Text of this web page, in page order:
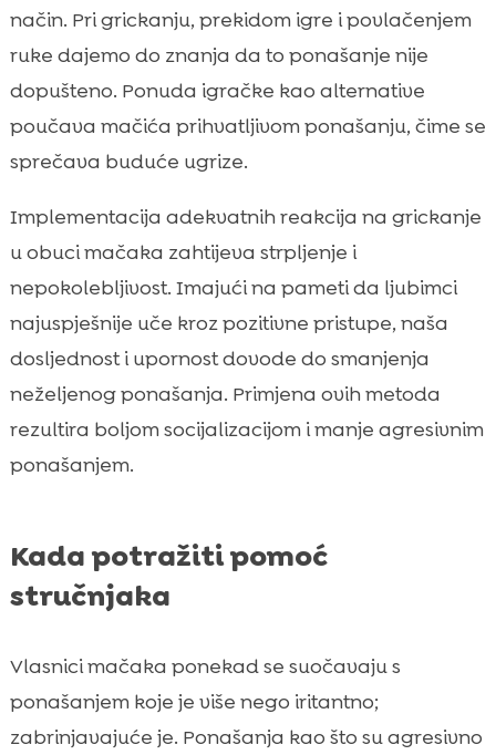
način. Pri grickanju, prekidom igre i povlačenjem
ruke dajemo do znanja da to ponašanje nije
dopušteno. Ponuda igračke kao alternative
poučava mačića prihvatljivom ponašanju, čime se
sprečava buduće ugrize.
Implementacija adekvatnih reakcija na grickanje
u obuci mačaka zahtijeva strpljenje i
nepokolebljivost. Imajući na pameti da ljubimci
najuspješnije uče kroz pozitivne pristupe, naša
dosljednost i upornost dovode do smanjenja
neželjenog ponašanja. Primjena ovih metoda
rezultira boljom socijalizacijom i manje agresivnim
ponašanjem.
Kada potražiti pomoć
stručnjaka
Vlasnici mačaka ponekad se suočavaju s
ponašanjem koje je više nego iritantno;
zabrinjavajuće je. Ponašanja kao što su agresivno